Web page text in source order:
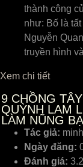
thành công
như: Bố là
Nguyễn
truyền hình
Xem chi tiết
9 CHỒNG
QUỲNH LAM
LÀM NŨNG
Tác giả:
Ngày đăng:
Đánh giá: